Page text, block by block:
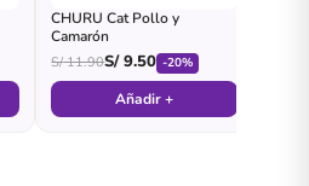
CHURU Cat Pollo y
Camarón
S/11.90S/9.50 -20%
Añadir +